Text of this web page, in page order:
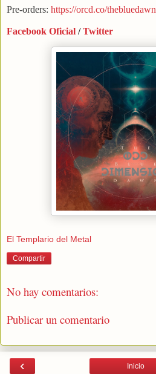
Pre-orders: https://orcd.co/thebluedawn
Facebook Oficial /Twitter
El Templario del Metal
Compartir
No hay comentarios:
Publicar un comentario
‹ Inicio